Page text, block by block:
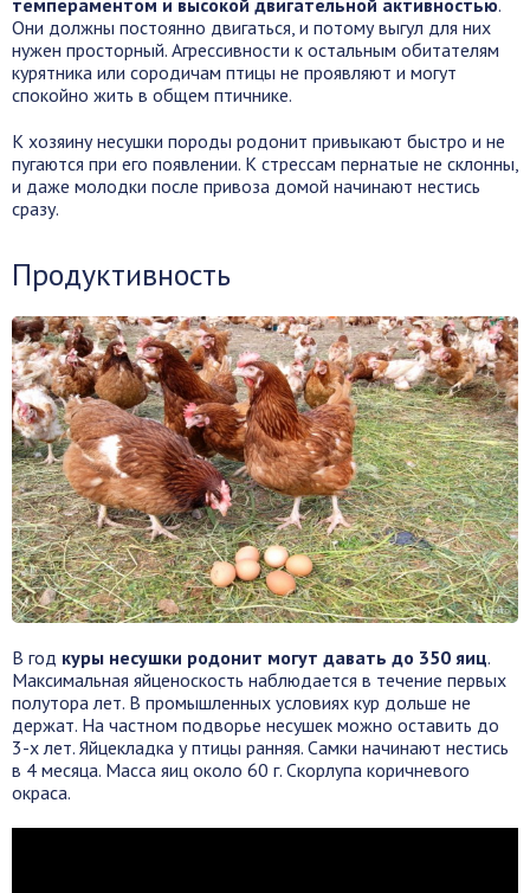
Они должны постоянно двигаться, и потому выгул для них
нужен просторный. Агрессивности к остальным обитателям
курятника или сородичам птицы не проявляют и могут
спокойно жить в общем птичнике.
К хозяину несушки породы родонит привыкают быстро и не
пугаются при его появлении. К стрессам пернатые не склонны,
и даже молодки после привоза домой начинают нестись
сразу.
Продуктивность
В год куры несушки родонит могут давать до 350 яиц.
Максимальная яйценоскость наблюдается в течение первых
полутора лет. В промышленных условиях кур дольше не
держат. На частном подворье несушек можно оставить до
3-х лет. Яйцекладка у птицы ранняя. Самки начинают нестись
в 4 месяца. Масса яиц около 60 г. Скорлупа коричневого
окраса.